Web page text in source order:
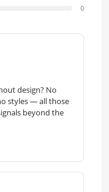
0
design? No
styles — all those
beyond the